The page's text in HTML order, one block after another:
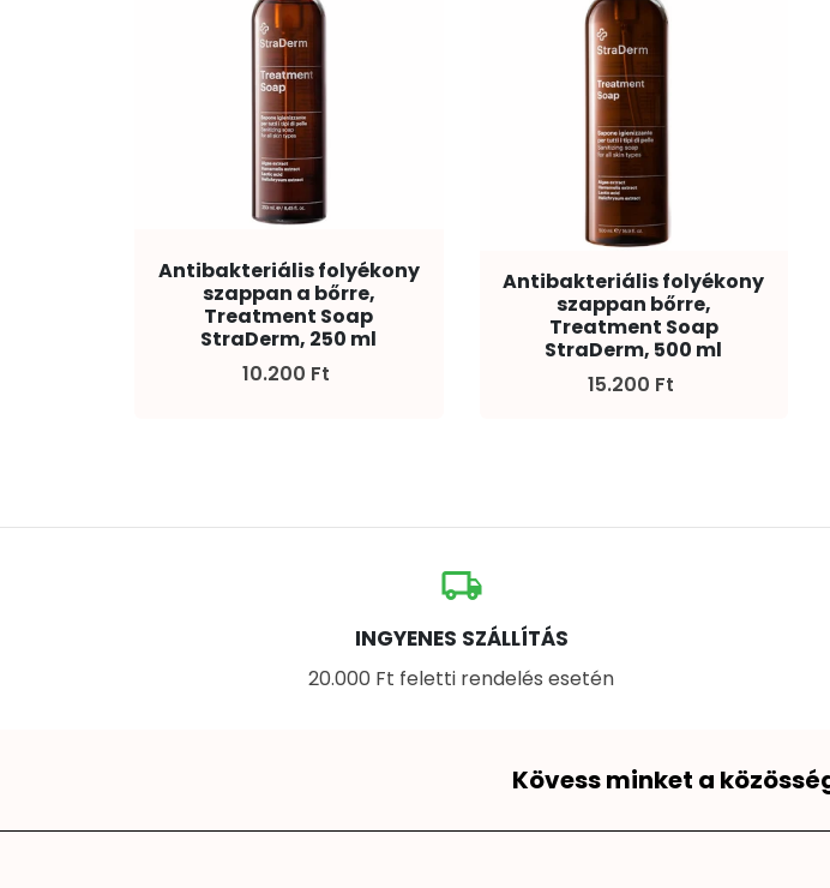
Antibakteriális folyékony
szappan a bőrre,
Treatment Soap
StraDerm, 250 ml
10.200 Ft
Antibakteriális folyékony
szappan bőrre,
Treatment Soap
StraDerm, 500 ml
15.200 Ft
local_shipping
INGYENES SZÁLLÍTÁS
20.000 Ft feletti rendelés esetén
Kövess minket a